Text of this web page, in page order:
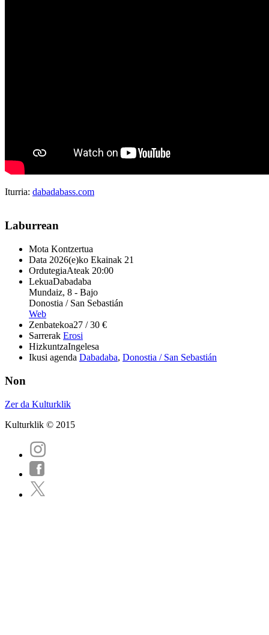
Iturria: dabadabass.com
Laburrean
Mota Kontzertua
Data 2026(e)ko Ekainak 21
OrdutegiaAteak 20:00
LekuaDabadaba
Mundaiz, 8 - Bajo
Donostia / San Sebastián
Web
Zenbatekoa27 / 30 €
Sarrerak Erosi
HizkuntzaIngelesa
Ikusi agenda Dabadaba, Donostia / San Sebastián
Non
Zer da Kulturklik
Kulturklik © 2015